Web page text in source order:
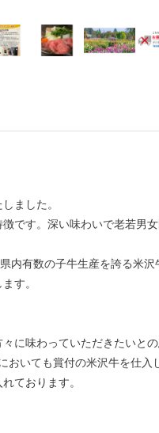
ました。
です。深い味わいで老若男
内有数の子牛生産を誇る米沢
す。
に味わっていただきたいとの
いても賞付の米沢牛を仕入
ております。